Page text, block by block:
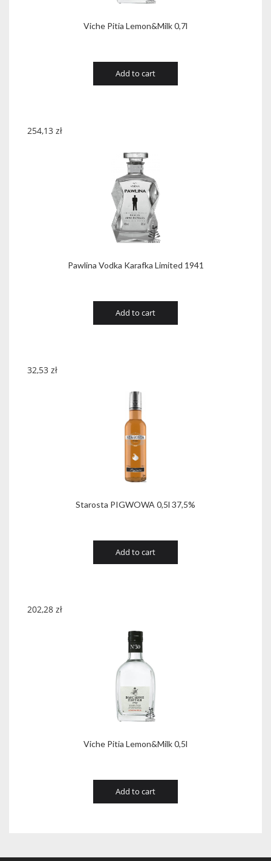
Viche Pitia Lemon&Milk 0,7l
Add to cart
Pawlina Vodka Karafka Limited 1941
254,13 zł
Add to cart
Starosta PIGWOWA 0,5l 37,5%
32,53 zł
Add to cart
Viche Pitia Lemon&Milk 0,5l
202,28 zł
Add to cart